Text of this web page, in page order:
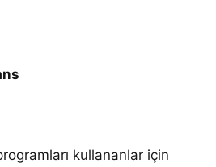
kullananlar için